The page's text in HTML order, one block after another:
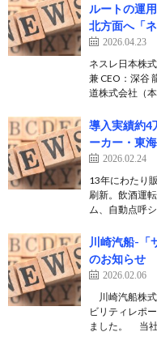
ルートの運
北方面へ「
2026.04.23
ネスレ日本株
兼 CEO：深谷
道株式会社（
導入実績約4
ーカー・東
2026.02.24
13年にわたり
刷新。飲酒運
ム、自動点呼
川崎汽船-「
のお知らせ
2026.02.06
川崎汽船株
ビリティレポ
ました。 当